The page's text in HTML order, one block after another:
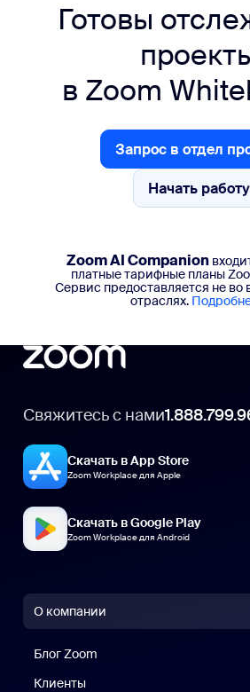
Готовы
в Zoom
Запрос в отдел
Запрос в отдел
Начать работу
Начать работу
Zoom AI Companion
платные тарифные планы
Сервис предоставляется не во
отраслях.
Свяжитесь с нами
Скачать в App Store
Zoom Workplace для Apple
Скачать в Google Play
Zoom Workplace для Android
О компании
Блог Zoom
Клиенты